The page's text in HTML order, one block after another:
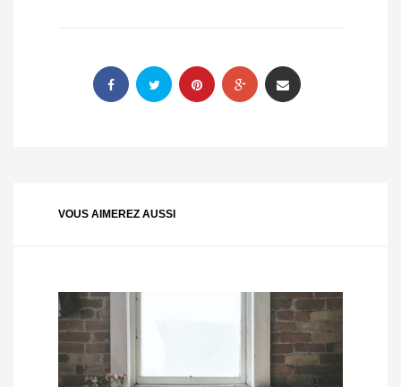
VOUS AIMEREZ AUSSI